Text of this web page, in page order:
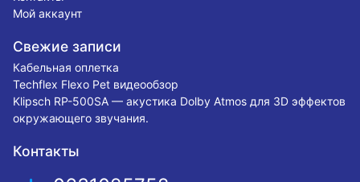
Мой аккаунт
Свежие записи
Кабельная оплетка
Techflex Flexo Pet видеообзор
Klipsch RP-500SA — акустика Dolby Atmos для 3D эффектов
окружающего звучания.
Контакты